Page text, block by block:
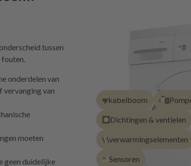
tussen
onderdelen van
vervanging van
moeten
geen duidelijke
kabelboom
Dichtingen & ventielen
verwarmingselementen
Sensoren